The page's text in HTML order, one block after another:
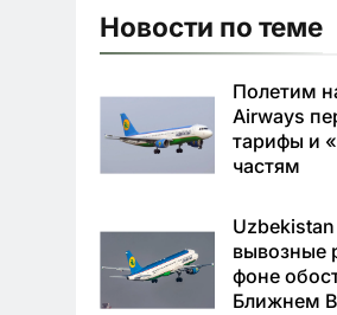
Новости по теме
Полетим
Airways
тарифы и
частям
вывозные
фоне
Ближнем